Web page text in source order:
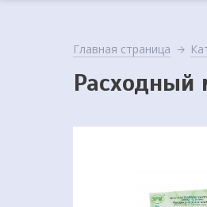
Главная страница
Расходный